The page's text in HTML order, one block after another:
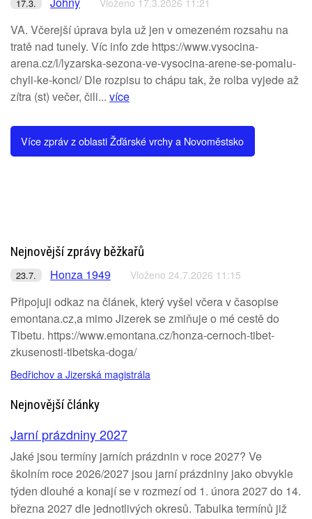
17.3. Vloženo 17.3.2026 11:21
VA. Včerejší úprava byla už jen v omezeném rozsahu na
tratě nad tunely. Víc info zde https://www.vysocina-
arena.cz/l/lyzarska-sezona-ve-vysocina-arene-se-pomalu-
chyli-ke-konci/ Dle rozpisu to chápu tak, že rolba vyjede až
zítra (st) večer, čili... více
Více zpráv z oblasti Žďárské vrchy a Novoměstsko
Nejnovější zprávy běžkařů
23.7. Honza 1949 Vloženo 24.7.2026 11:15
Připojuji odkaz na článek, který vyšel včera v časopise
emontana.cz,a mimo Jizerek se zmiňuje o mé cestě do
Tibetu. https://www.emontana.cz/honza-cernoch-tibet-
zkusenosti-tibetska-doga/
Bedřichov a Jizerská magistrála
Nejnovější články
Jarní prázdniny 2027
Jaké jsou termíny jarních prázdnin v roce 2027? Ve
školním roce 2026/2027 jsou jarní prázdniny jako obvykle
týden dlouhé a konají se v rozmezí od 1. února 2027 do 14.
března 2027 dle jednotlivých okresů. Tabulka termínů již